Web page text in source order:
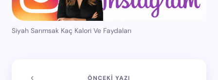
Siyah Sarımsak Kaç Kalori Ve Faydaları
ÖNCEKI YAZI